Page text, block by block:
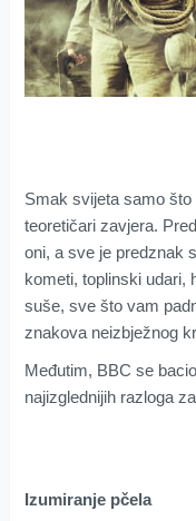
Smak svijeta samo
teoretičari zavjera.
oni, a sve je predznak
kometi, toplinski udari,
suše, sve što vam
znakova neizbježnog
Međutim, BBC se
najizglednijih razloga
Izumiranje pčela